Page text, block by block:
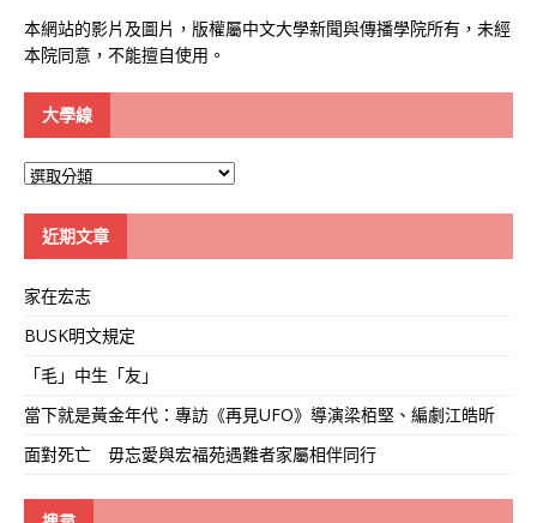
本網站的影片及圖片，版權屬中文大學新聞與傳播學院所有，未經
本院同意，不能擅自使用。
大學線
大
近期文章
家在宏志
BUSK明文規定
「毛」中生「友」
當下就是黃金年代：專訪《再見UFO》導演梁栢堅、編劇江皓昕
面對死亡 毋忘愛與宏福苑遇難者家屬相伴同行